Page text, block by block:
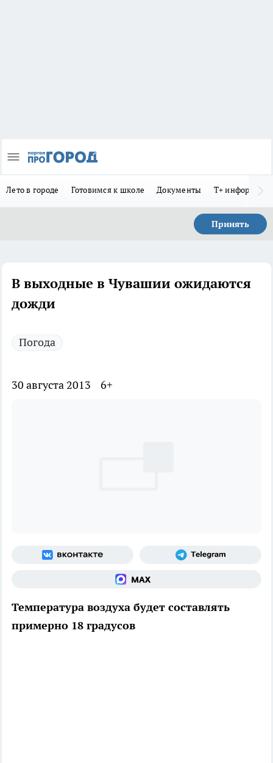
Лето в городе Готовимся к школе Документы Т+
Принять
В выходные в Чувашии ожидаются
дожди
Погода
30 августа 2013 6+
Температура воздуха будет составлять
примерно 18 градусов